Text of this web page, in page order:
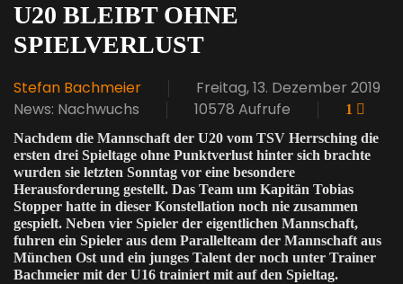
U20 BLEIBT OHNE
SPIELVERLUST
Stefan Bachmeier
Freitag, 13. Dezember 2019
News: Nachwuchs
10578 Aufrufe
1
Nachdem die Mannschaft der U20 vom TSV Herrsching die
ersten drei Spieltage ohne Punktverlust hinter sich brachte
wurden sie letzten Sonntag vor eine besondere
Herausforderung gestellt. Das Team um Kapitän Tobias
Stopper hatte in dieser Konstellation noch nie zusammen
gespielt. Neben vier Spieler der eigentlichen Mannschaft,
fuhren ein Spieler aus dem Parallelteam der Mannschaft aus
München Ost und ein junges Talent der noch unter Trainer
Bachmeier mit der U16 trainiert mit auf den Spieltag.